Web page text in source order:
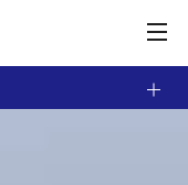
toggle